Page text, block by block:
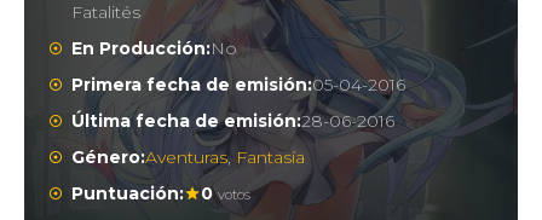
Fatalités
En Producción:No
Primera fecha de emisión:05-04-2016
Última fecha de emisión:28-06-2016
Género:Aventuras, Fantasía
Puntuación:
0 votos